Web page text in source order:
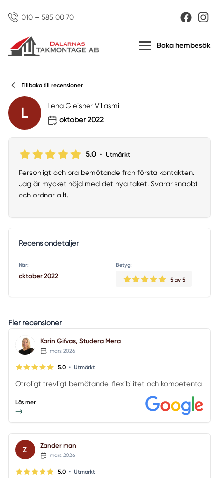
010 – 585 00 70
Boka hembesök
Tillbaka till recensioner
L
Lena Gleisner Villasmil
oktober 2022
5.0 • Utmärkt
Personligt och bra bemötande från första kontakten.
Jag är mycket nöjd med det nya taket. Svarar snabbt
och ordnar allt.
Recensiondetaljer
När:
oktober 2022
Betyg:
5 av 5
Fler recensioner
Karin Gifvas, Studera Mera
mars 2026
5.0 • Utmärkt
Otroligt trevligt bemötande, flexibilitet och kompetenta
Läs mer
Z Zander man
mars 2026
5.0 • Utmärkt